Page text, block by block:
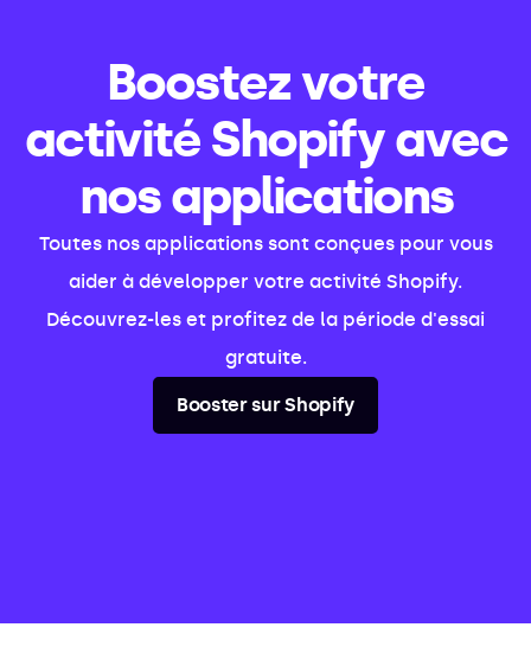
Boostez votre
activité Shopify avec
nos applications
Toutes nos applications sont conçues pour vous
aider à développer votre activité Shopify.
Découvrez-les et profitez de la période d'essai
gratuite.
Booster sur Shopify